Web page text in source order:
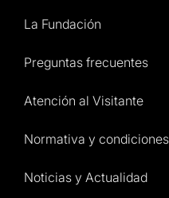
La Fundación
Preguntas frecuentes
Atención al Visitante
Normativa y
Noticias y Actualidad